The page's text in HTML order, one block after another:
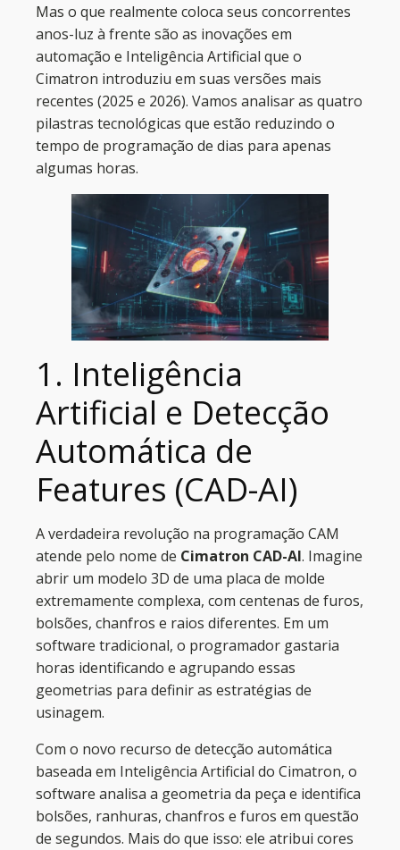
Mas o que realmente coloca seus concorrentes
anos-luz à frente são as inovações em
automação e Inteligência Artificial que o
Cimatron introduziu em suas versões mais
recentes (2025 e 2026). Vamos analisar as quatro
pilastras tecnológicas que estão reduzindo o
tempo de programação de dias para apenas
algumas horas.
1. Inteligência
Artificial e Detecção
Automática de
Features (CAD-AI)
A verdadeira revolução na programação CAM
atende pelo nome de Cimatron CAD-AI. Imagine
abrir um modelo 3D de uma placa de molde
extremamente complexa, com centenas de furos,
bolsões, chanfros e raios diferentes. Em um
software tradicional, o programador gastaria
horas identificando e agrupando essas
geometrias para definir as estratégias de
usinagem.
Com o novo recurso de detecção automática
baseada em Inteligência Artificial do Cimatron, o
software analisa a geometria da peça e identifica
bolsões, ranhuras, chanfros e furos em questão
de segundos. Mais do que isso: ele atribui cores